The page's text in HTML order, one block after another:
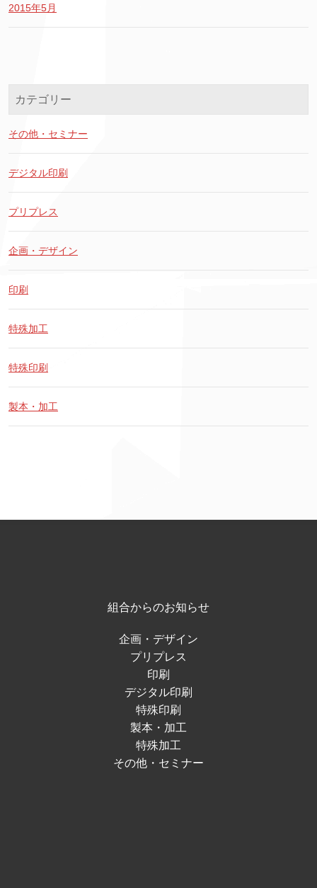
2015年5月
カテゴリー
その他・セミナー
デジタル印刷
プリプレス
企画・デザイン
印刷
特殊加工
特殊印刷
製本・加工
組合からのお知らせ
企画・デザイン
プリプレス
印刷
デジタル印刷
特殊印刷
製本・加工
特殊加工
その他・セミナー